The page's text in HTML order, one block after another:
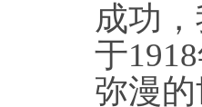
成功，
于
弥漫